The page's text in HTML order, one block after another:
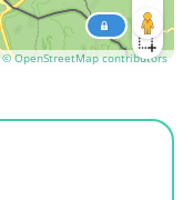
© OpenStreetMap contributors